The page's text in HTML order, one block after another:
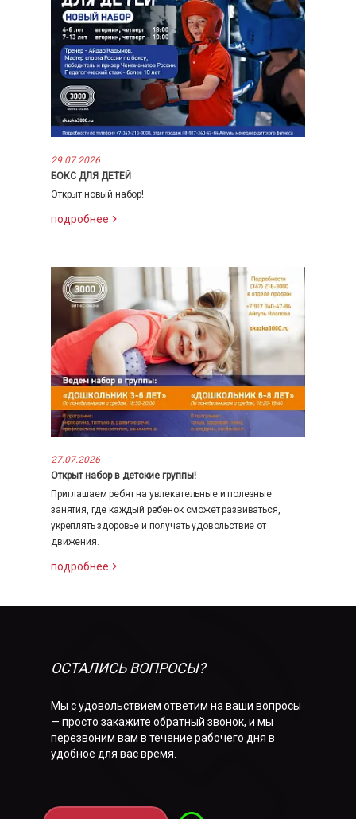
29.07.2026
БОКС ДЛЯ ДЕТЕЙ
Открыт новый набор!
подробнее
27.07.2026
Открыт набор в детские группы!
Приглашаем ребят на увлекательные и полезные
занятия, где каждый ребенок сможет развиваться,
укреплять здоровье и получать удовольствие от
движения.
подробнее
ОСТАЛИСЬ ВОПРОСЫ?
Мы с удовольствием ответим на ваши вопросы
— просто закажите обратный звонок, и мы
перезвоним вам в течение рабочего дня в
удобное для вас время.